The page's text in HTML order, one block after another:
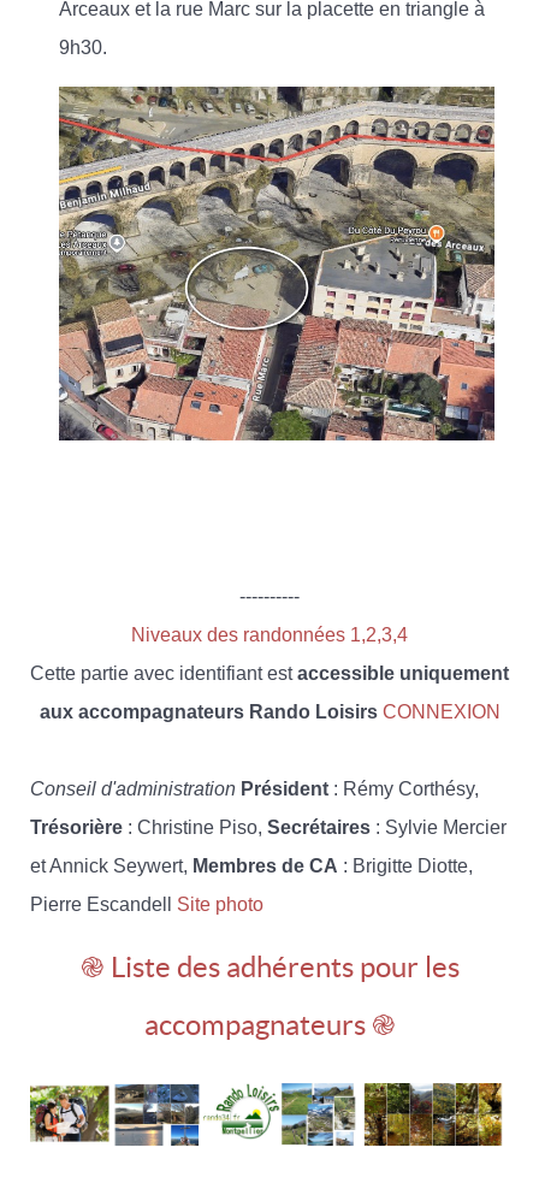
Arceaux et la rue Marc sur la placette en triangle à
9h30.
----------
Niveaux des randonnées 1,2,3,4
Cette partie avec identifiant estaccessible uniquement
aux accompagnateurs Rando Loisirs CONNEXION
Conseil d'administration Président : Rémy Corthésy,
Trésorière : Christine Piso, Secrétaires : Sylvie Mercier
et Annick Seywert, Membres de CA : Brigitte Diotte,
Pierre Escandell Site photo
֎ Liste des adhérents pour les
accompagnateurs ֎